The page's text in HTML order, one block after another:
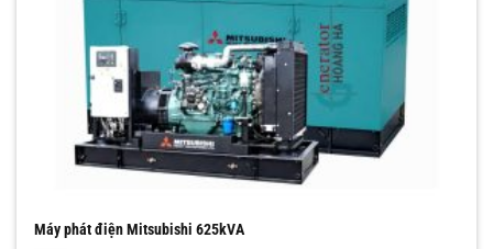
Máy phát điện Mitsubishi 625kVA